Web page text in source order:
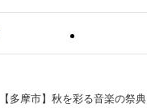
【多摩市】秋を彩る音楽の祭